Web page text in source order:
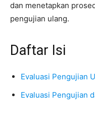
dan menetapkan
pengujian ulang.
Daftar Isi
Evaluasi Pengujian
Evaluasi Pengujian